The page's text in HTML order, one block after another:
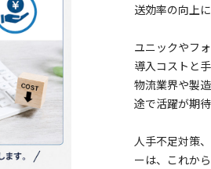
送効率の向上
ユニックやフ
導入コストと
物流業界や製
途で活躍が期
人手不足対策
ーは、これか